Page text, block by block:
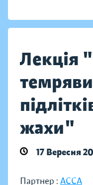
Лекція
жахи"
17 Вересня
Партнер : АССА